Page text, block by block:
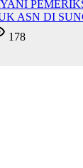
ASN DI
178